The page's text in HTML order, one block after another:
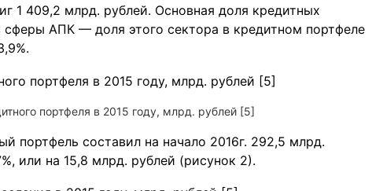
1 409,2 млрд. рублей. Основная доля кредитных
АПК — доля этого сектора в кредитном портфеле
портфеля в 2015 году, млрд. рублей [5]
портфель составил на начало 2016г. 292,5 млрд.
или на 15,8 млрд. рублей (рисунок 2).